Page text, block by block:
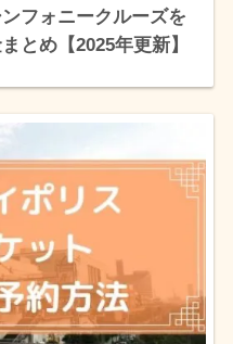
フォニークルーズを
とめ【2025年更新】